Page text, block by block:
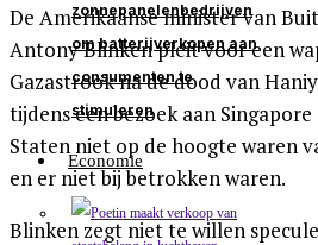
zonnepanelenbedrijven
om batterijverkopen aan
consumenten te
stimuleren
Economie
De Amerikaanse minister van
Antony Blinken pleit voor een
Gazastrook na de dood van
tijdens een bezoek aan
Staten niet op de hoogte waren
en er niet bij betrokken waren.
Blinken zegt niet te willen